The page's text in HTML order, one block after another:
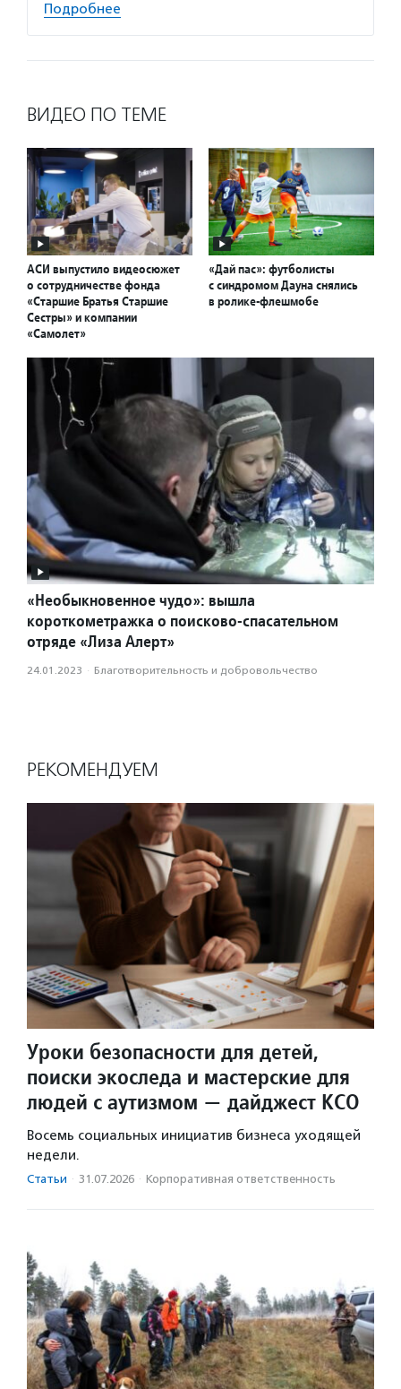
Подробнее
ВИДЕО ПО ТЕМЕ
АСИ выпустило видеосюжет
о сотрудничестве фонда
«Старшие Братья Старшие
Сестры» и компании
«Самолет»
«Дай пас»: футболисты
с синдромом Дауна снялись
в ролике-флешмобе
«Необыкновенное чудо»: вышла
короткометражка о поисково-спасательном
отряде «Лиза Алерт»
24.01.2023 · Благотвори­тель­ность и доброволь­чест­во
РЕКОМЕНДУЕМ
Уроки безопасности для детей,
поиски экоследа и мастерские для
людей с аутизмом — дайджест КСО
Восемь социальных инициатив бизнеса уходящей
недели.
Статьи · 31.07.2026 · Корпоративная ответственность